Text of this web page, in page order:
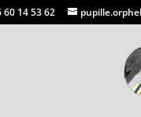
60 14 53 62